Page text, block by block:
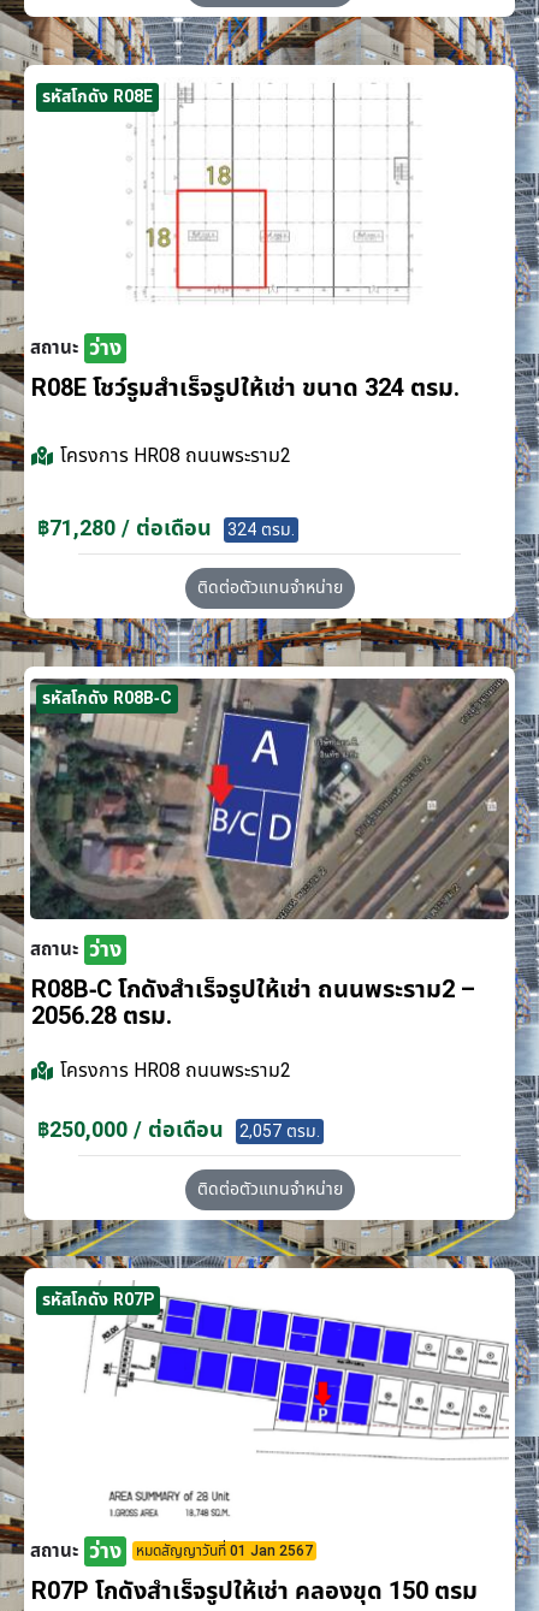
รหัสโกดัง R08E
สถานะ ว่าง
R08E โชว์รูมสำเร็จรูปให้เช่า ขนาด 324 ตรม.
โครงการ HR08 ถนนพระราม2
฿71,280 / ต่อเดือน 324 ตรม.
ติดต่อตัวแทนจำหน่าย
รหัสโกดัง R08B-C
สถานะ ว่าง
R08B-C โกดังสำเร็จรูปให้เช่า ถนนพระราม2 –
2056.28 ตรม.
โครงการ HR08 ถนนพระราม2
฿250,000 / ต่อเดือน 2,057 ตรม.
ติดต่อตัวแทนจำหน่าย
รหัสโกดัง R07P
สถานะ ว่าง หมดสัญญาวันที่ 01 Jan 2567
R07P โกดังสำเร็จรูปให้เช่า คลองขุด 150 ตรม